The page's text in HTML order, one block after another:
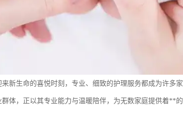
新生命的喜悦时刻，专业、细致的护理服务都成为许多家
体，正以其专业能力与温暖陪伴，为无数家庭提供着**的